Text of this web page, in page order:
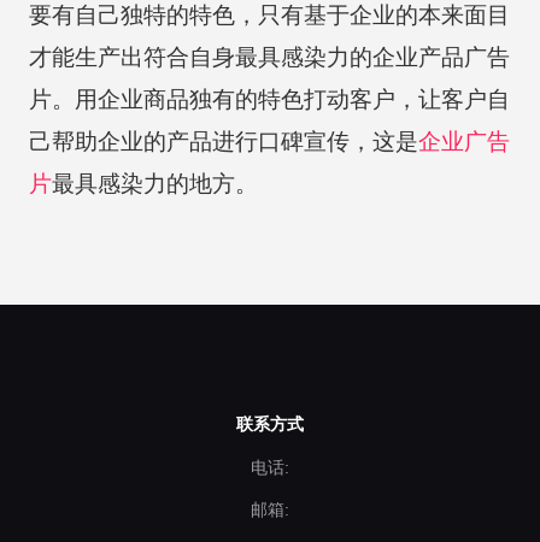
要有自己独特的特色，只有基于企业的本来面目
才能生产出符合自身最具感染力的企业产品广告
片。用企业商品独有的特色打动客户，让客户自
己帮助企业的产品进行口碑宣传，这是企业广告
片最具感染力的地方。
联系方式
电话:
邮箱: